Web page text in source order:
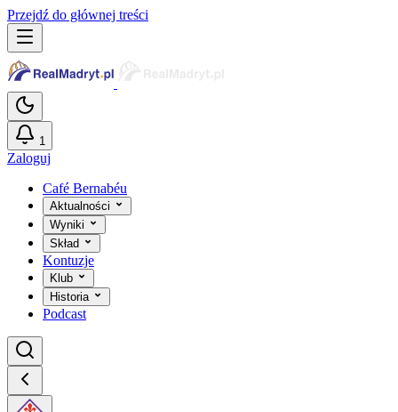
Przejdź do głównej treści
1
Zaloguj
Café Bernabéu
Aktualności
Wyniki
Skład
Kontuzje
Klub
Historia
Podcast